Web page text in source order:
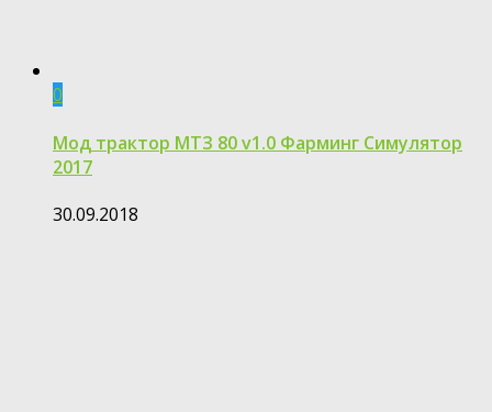
0
Мод трактор МТЗ 80 v1.0 Фарминг Симулятор
2017
30.09.2018